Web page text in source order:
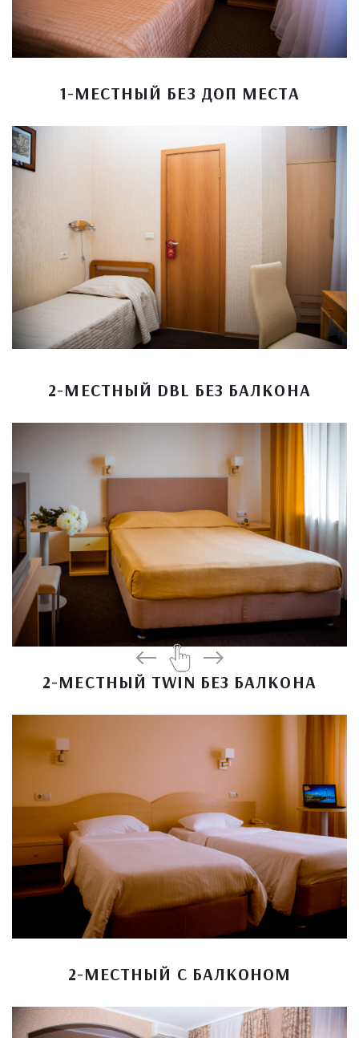
1-МЕСТНЫЙ БЕЗ ДОП МЕСТА
2-МЕСТНЫЙ DBL БЕЗ БАЛКОНА
2-МЕСТНЫЙ TWIN БЕЗ БАЛКОНА
2-МЕСТНЫЙ С БАЛКОНОМ